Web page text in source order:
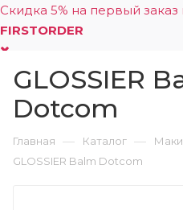
Скидка 5% на первый
FIRSTORDER
GLOSSIER
Dotcom
Главная — Каталог —
GLOSSIER Balm Dotcom